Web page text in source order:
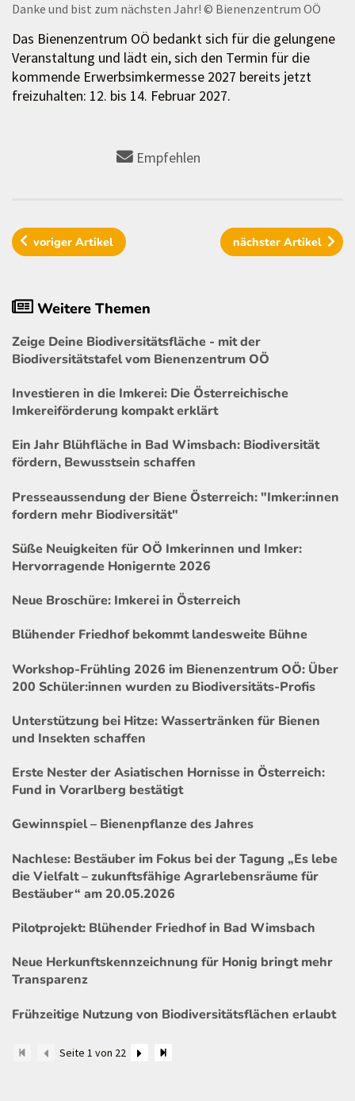
Danke und bist zum nächsten Jahr! © Bienenzentrum OÖ
Das Bienenzentrum OÖ bedankt sich für die gelungene
Veranstaltung und lädt ein, sich den Termin für die
kommende Erwerbsimkermesse 2027 bereits jetzt
freizuhalten: 12. bis 14. Februar 2027.
Empfehlen
vorigerArtikel nächster Artikel
Weitere Themen
Zeige Deine Biodiversitätsfläche - mit der
Biodiversitätstafel vom Bienenzentrum OÖ
Investieren in die Imkerei: Die Österreichische
Imkereiförderung kompakt erklärt
Ein Jahr Blühfläche in Bad Wimsbach: Biodiversität
fördern, Bewusstsein schaffen
Presseaussendung der Biene Österreich: "Imker:innen
fordern mehr Biodiversität"
Süße Neuigkeiten für OÖ Imkerinnen und Imker:
Hervorragende Honigernte 2026
Neue Broschüre: Imkerei in Österreich
Blühender Friedhof bekommt landesweite Bühne
Workshop-Frühling 2026 im Bienenzentrum OÖ: Über
200 Schüler:innen wurden zu Biodiversitäts-Profis
Unterstützung bei Hitze: Wassertränken für Bienen
und Insekten schaffen
Erste Nester der Asiatischen Hornisse in Österreich:
Fund in Vorarlberg bestätigt
Gewinnspiel – Bienenpflanze des Jahres
Nachlese: Bestäuber im Fokus bei der Tagung „Es lebe
die Vielfalt – zukunftsfähige Agrarlebensräume für
Bestäuber“ am 20.05.2026
Pilotprojekt: Blühender Friedhof in Bad Wimsbach
Neue Herkunftskennzeichnung für Honig bringt mehr
Transparenz
Frühzeitige Nutzung von Biodiversitätsflächen erlaubt
Seite 1 von 22